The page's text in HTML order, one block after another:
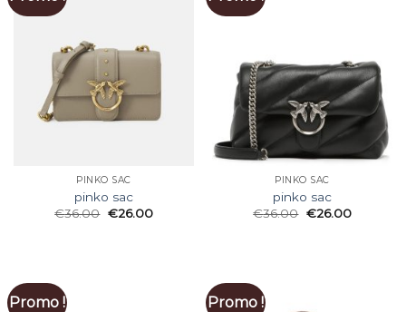
PINKO SAC
pinko sac
€36.00 €26.00
PINKO SAC
pinko sac
€36.00 €26.00
Promo ! Promo !